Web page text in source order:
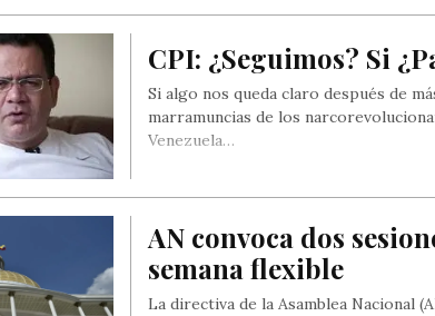
avances del proceso de…
CPI: ¿Seguimos? Si
Si algo nos queda claro después de
marramuncias de los
Venezuela…
AN convoca dos
semana flexible
La directiva de la Asamblea Nacional